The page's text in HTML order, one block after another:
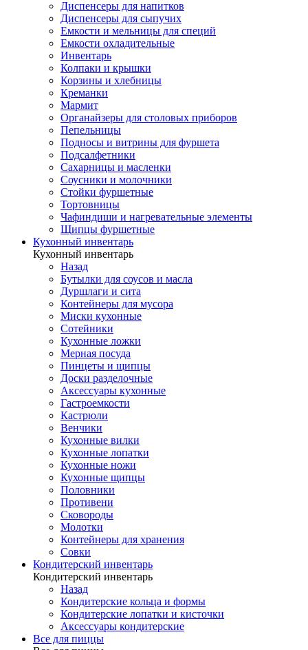
Диспенсеры для напитков
Диспенсеры для сыпучих
Емкости и мельницы для специй
Емкости охладительные
Инвентарь
Колпаки и крышки
Корзины и хлебницы
Креманки
Мармит
Органайзеры для столовых приборов
Пепельницы
Подносы и витрины для фуршета
Подсалфетники
Сахарницы и масленки
Соусники и молочники
Стойки фуршетные
Тортовницы
Чафиндиши и нагревательные элементы
Щипцы фуршетные
Кухонный инвентарь
Кухонный инвентарь
Назад
Бутылки для соусов и масла
Дуршлаги и сита
Контейнеры для мусора
Миски кухонные
Сотейники
Кухонные ложки
Мерная посуда
Пинцеты и щипцы
Доски разделочные
Аксессуары кухонные
Гастроемкости
Кастрюли
Венчики
Кухонные вилки
Кухонные лопатки
Кухонные ножи
Кухонные щипцы
Половники
Противени
Сковороды
Молотки
Контейнеры для хранения
Совки
Кондитерский инвентарь
Кондитерский инвентарь
Назад
Кондитерские кольца и формы
Кондитерские лопатки и кисточки
Аксессуары кондитерские
Все для пиццы